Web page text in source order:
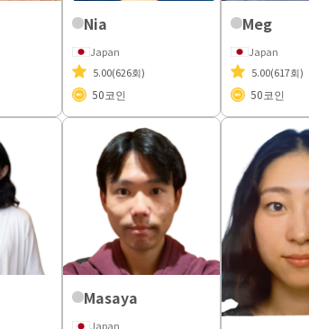
Nia
Japan
5.00(626회)
50코인
Meg
Japan
5.00(617회)
50코인
Masaya
Japan